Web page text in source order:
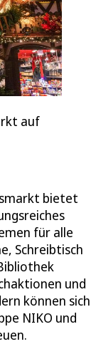
auf
bietet
für alle
Schreibtisch
und
können sich
NIKO und